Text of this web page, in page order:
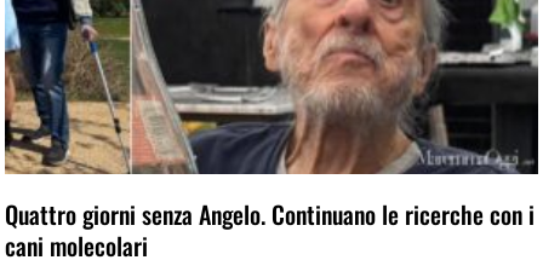
Quattro giorni senza Angelo. Continuano le ricerche con i
cani molecolari